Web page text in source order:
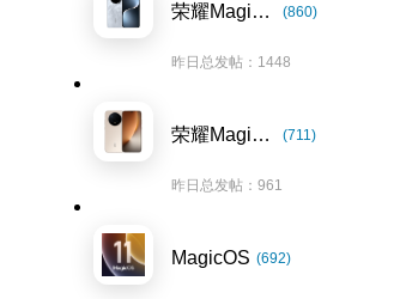
荣耀Magic7系列 (860)
昨日总发帖：1448
荣耀Magic8系列 (711)
昨日总发帖：961
MagicOS (692)